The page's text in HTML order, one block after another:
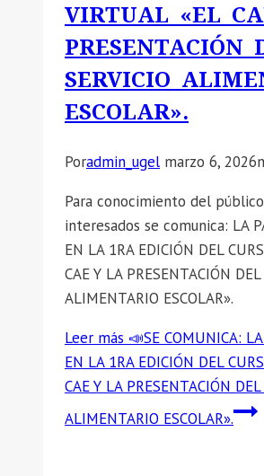
VIRTUAL «EL
PRESENTACIÓN
SERVICIO
ESCOLAR».
Poradmin_ugel marzo 6, 2026
Para conocimiento del
interesados se comunica: LA
EN LA 1RA EDICIÓN DEL
CAE Y LA PRESENTACIÓN DEL
ALIMENTARIO ESCOLAR».
Leer más 📣SE COMUNICA:
EN LA 1RA EDICIÓN DEL
CAE Y LA PRESENTACIÓN DEL
ALIMENTARIO ESCOLAR».